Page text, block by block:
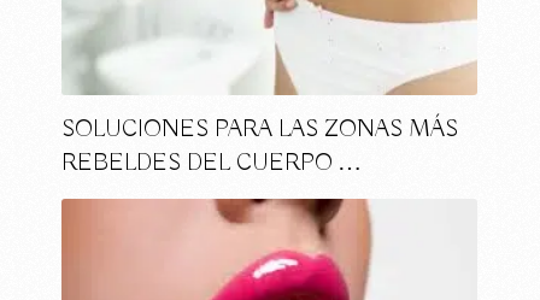
SOLUCIONES PARA LAS ZONAS MÁS
REBELDES DEL CUERPO …